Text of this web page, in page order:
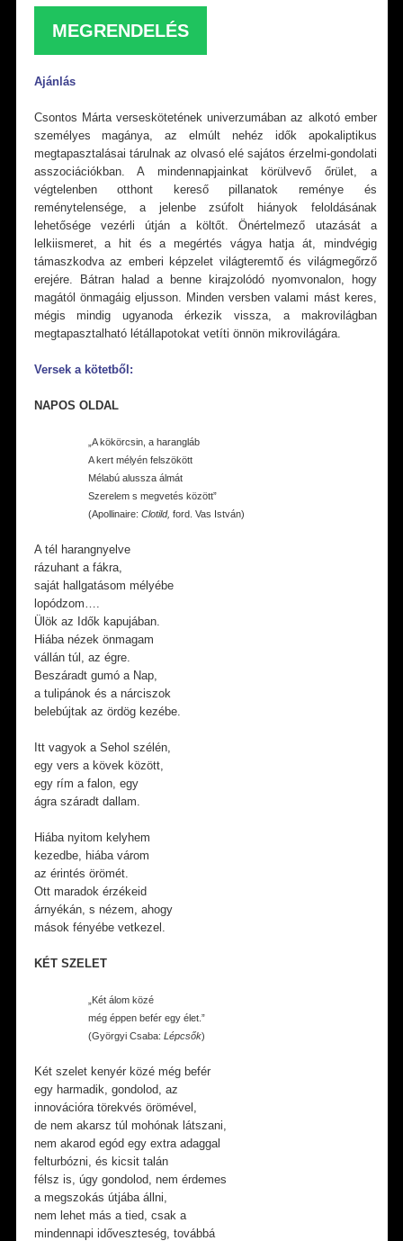
MEGRENDELÉS
Ajánlás
Csontos Márta verseskötetének univerzumában az alkotó ember
személyes magánya, az elmúlt nehéz idők apokaliptikus
megtapasztalásai tárulnak az olvasó elé sajátos érzelmi-gondolati
asszociációkban. A mindennapjainkat körülvevő őrület, a
végtelenben otthont kereső pillanatok reménye és
reménytelensége, a jelenbe zsúfolt hiányok feloldásának
lehetősége vezérli útján a költőt. Önértelmező utazását a
lelkiismeret, a hit és a megértés vágya hatja át, mindvégig
támaszkodva az emberi képzelet világteremtő és világmegőrző
erejére. Bátran halad a benne kirajzolódó nyomvonalon, hogy
magától önmagáig eljusson. Minden versben valami mást keres,
mégis mindig ugyanoda érkezik vissza, a makrovilágban
megtapasztalható létállapotokat vetíti önnön mikrovilágára.
Versek a kötetből:
NAPOS OLDAL
„A kökörcsin, a harangláb
A kert mélyén felszökött
Mélabú alussza álmát
Szerelem s megvetés között”
(Apollinaire: Clotild, ford. Vas István)
A tél harangnyelve
rázuhant a fákra,
saját hallgatásom mélyébe
lopódzom….
Ülök az Idők kapujában.
Hiába nézek önmagam
vállán túl, az égre.
Beszáradt gumó a Nap,
a tulipánok és a nárciszok
belebújtak az ördög kezébe.
Itt vagyok a Sehol szélén,
egy vers a kövek között,
egy rím a falon, egy
ágra száradt dallam.
Hiába nyitom kelyhem
kezedbe, hiába várom
az érintés örömét.
Ott maradok érzékeid
árnyékán, s nézem, ahogy
mások fényébe vetkezel.
KÉT SZELET
„Két álom közé
még éppen befér egy élet.”
(Györgyi Csaba: Lépcsők)
Két szelet kenyér közé még befér
egy harmadik, gondolod, az
innovációra törekvés örömével,
de nem akarsz túl mohónak látszani,
nem akarod egód egy extra adaggal
felturbózni, és kicsit talán
félsz is, úgy gondolod, nem érdemes
a megszokás útjába állni,
nem lehet más a tied, csak a
mindennapi időveszteség, továbbá